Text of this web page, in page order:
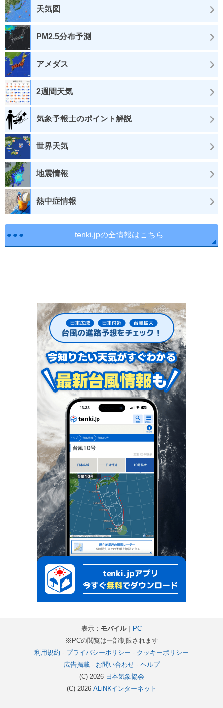
天気図
PM2.5分布予測
アメダス
2週間天気
気象予報士のポイント解説
世界天気
地震情報
熱中症情報
tenki.jpの全情報はこちら
表示： モバイル｜ PC
※PCの閲覧は一部制限されます
利用規約 - プライバシーポリシー - クッキーポリシー
広告掲載- お問い合わせ- ヘルプ
(C) 2026 日本気象協会
(C) 2026 ALiNKインターネット